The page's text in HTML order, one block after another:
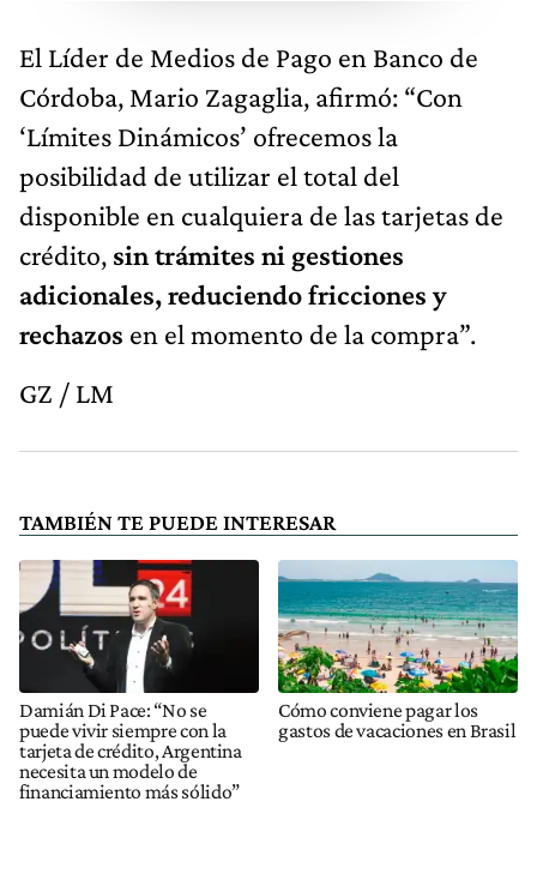
El Líder de Medios de Pago en Banco de
Córdoba, Mario Zagaglia, afirmó: “Con
‘Límites Dinámicos’ ofrecemos la
posibilidad de utilizar el total del
disponible en cualquiera de las tarjetas de
crédito, sin trámites ni gestiones
adicionales, reduciendo fricciones y
rechazos en el momento de la compra”.
GZ / LM
TAMBIÉN TE PUEDE INTERESAR
Damián Di Pace: “No se
puede vivir siempre con la
tarjeta de crédito, Argentina
necesita un modelo de
financiamiento más sólido”
Cómo conviene pagar los
gastos de vacaciones en Brasil